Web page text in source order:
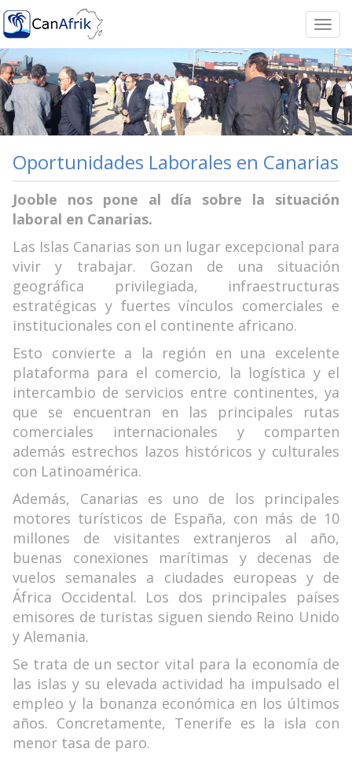
Oportunidades Laborales en Canarias
Jooble nos pone al día sobre la situación
laboral en Canarias.
Las Islas Canarias son un lugar excepcional para
vivir y trabajar. Gozan de una situación
geográfica privilegiada, infraestructuras
estratégicas y fuertes vínculos comerciales e
institucionales con el continente africano.
Esto convierte a la región en una excelente
plataforma para el comercio, la logística y el
intercambio de servicios entre continentes, ya
que se encuentran en las principales rutas
comerciales internacionales y comparten
además estrechos lazos históricos y culturales
con Latinoamérica.
Además, Canarias es uno de los principales
motores turísticos de España, con más de 10
millones de visitantes extranjeros al año,
buenas conexiones marítimas y decenas de
vuelos semanales a ciudades europeas y de
África Occidental. Los dos principales países
emisores de turistas siguen siendo Reino Unido
y Alemania.
Se trata de un sector vital para la economía de
las islas y su elevada actividad ha impulsado el
empleo y la bonanza económica en los últimos
años. Concretamente, Tenerife es la isla con
menor tasa de paro.